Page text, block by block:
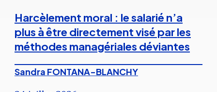
Harcèlement moral : le salarié n’a
plus à être directement visé par les
méthodes managériales déviantes
Sandra FONTANA-BLANCHY